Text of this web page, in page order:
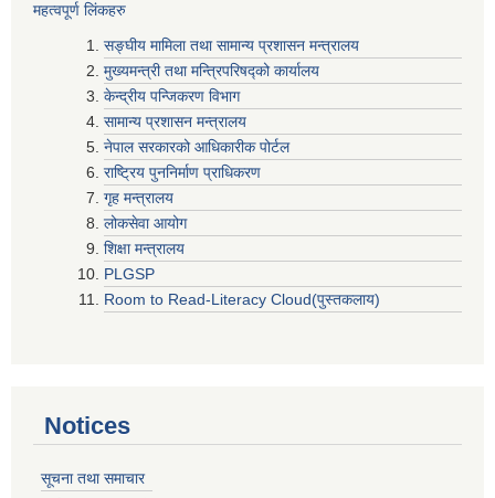
महत्वपूर्ण लिंकहरु
सङ्घीय मामिला तथा सामान्य प्रशासन मन्त्रालय
मुख्यमन्त्री तथा मन्त्रिपरिषद्‍को कार्यालय
केन्द्रीय पन्जिकरण विभाग
सामान्य प्रशासन मन्त्रालय
नेपाल सरकारको आधिकारीक पोर्टल
राष्ट्रिय पुननिर्माण प्राधिकरण
गृह मन्त्रालय
लोकसेवा आयोग
शिक्षा मन्त्रालय
PLGSP
Room to Read-Literacy Cloud(पुस्तकलाय)
Notices
सूचना तथा समाचार